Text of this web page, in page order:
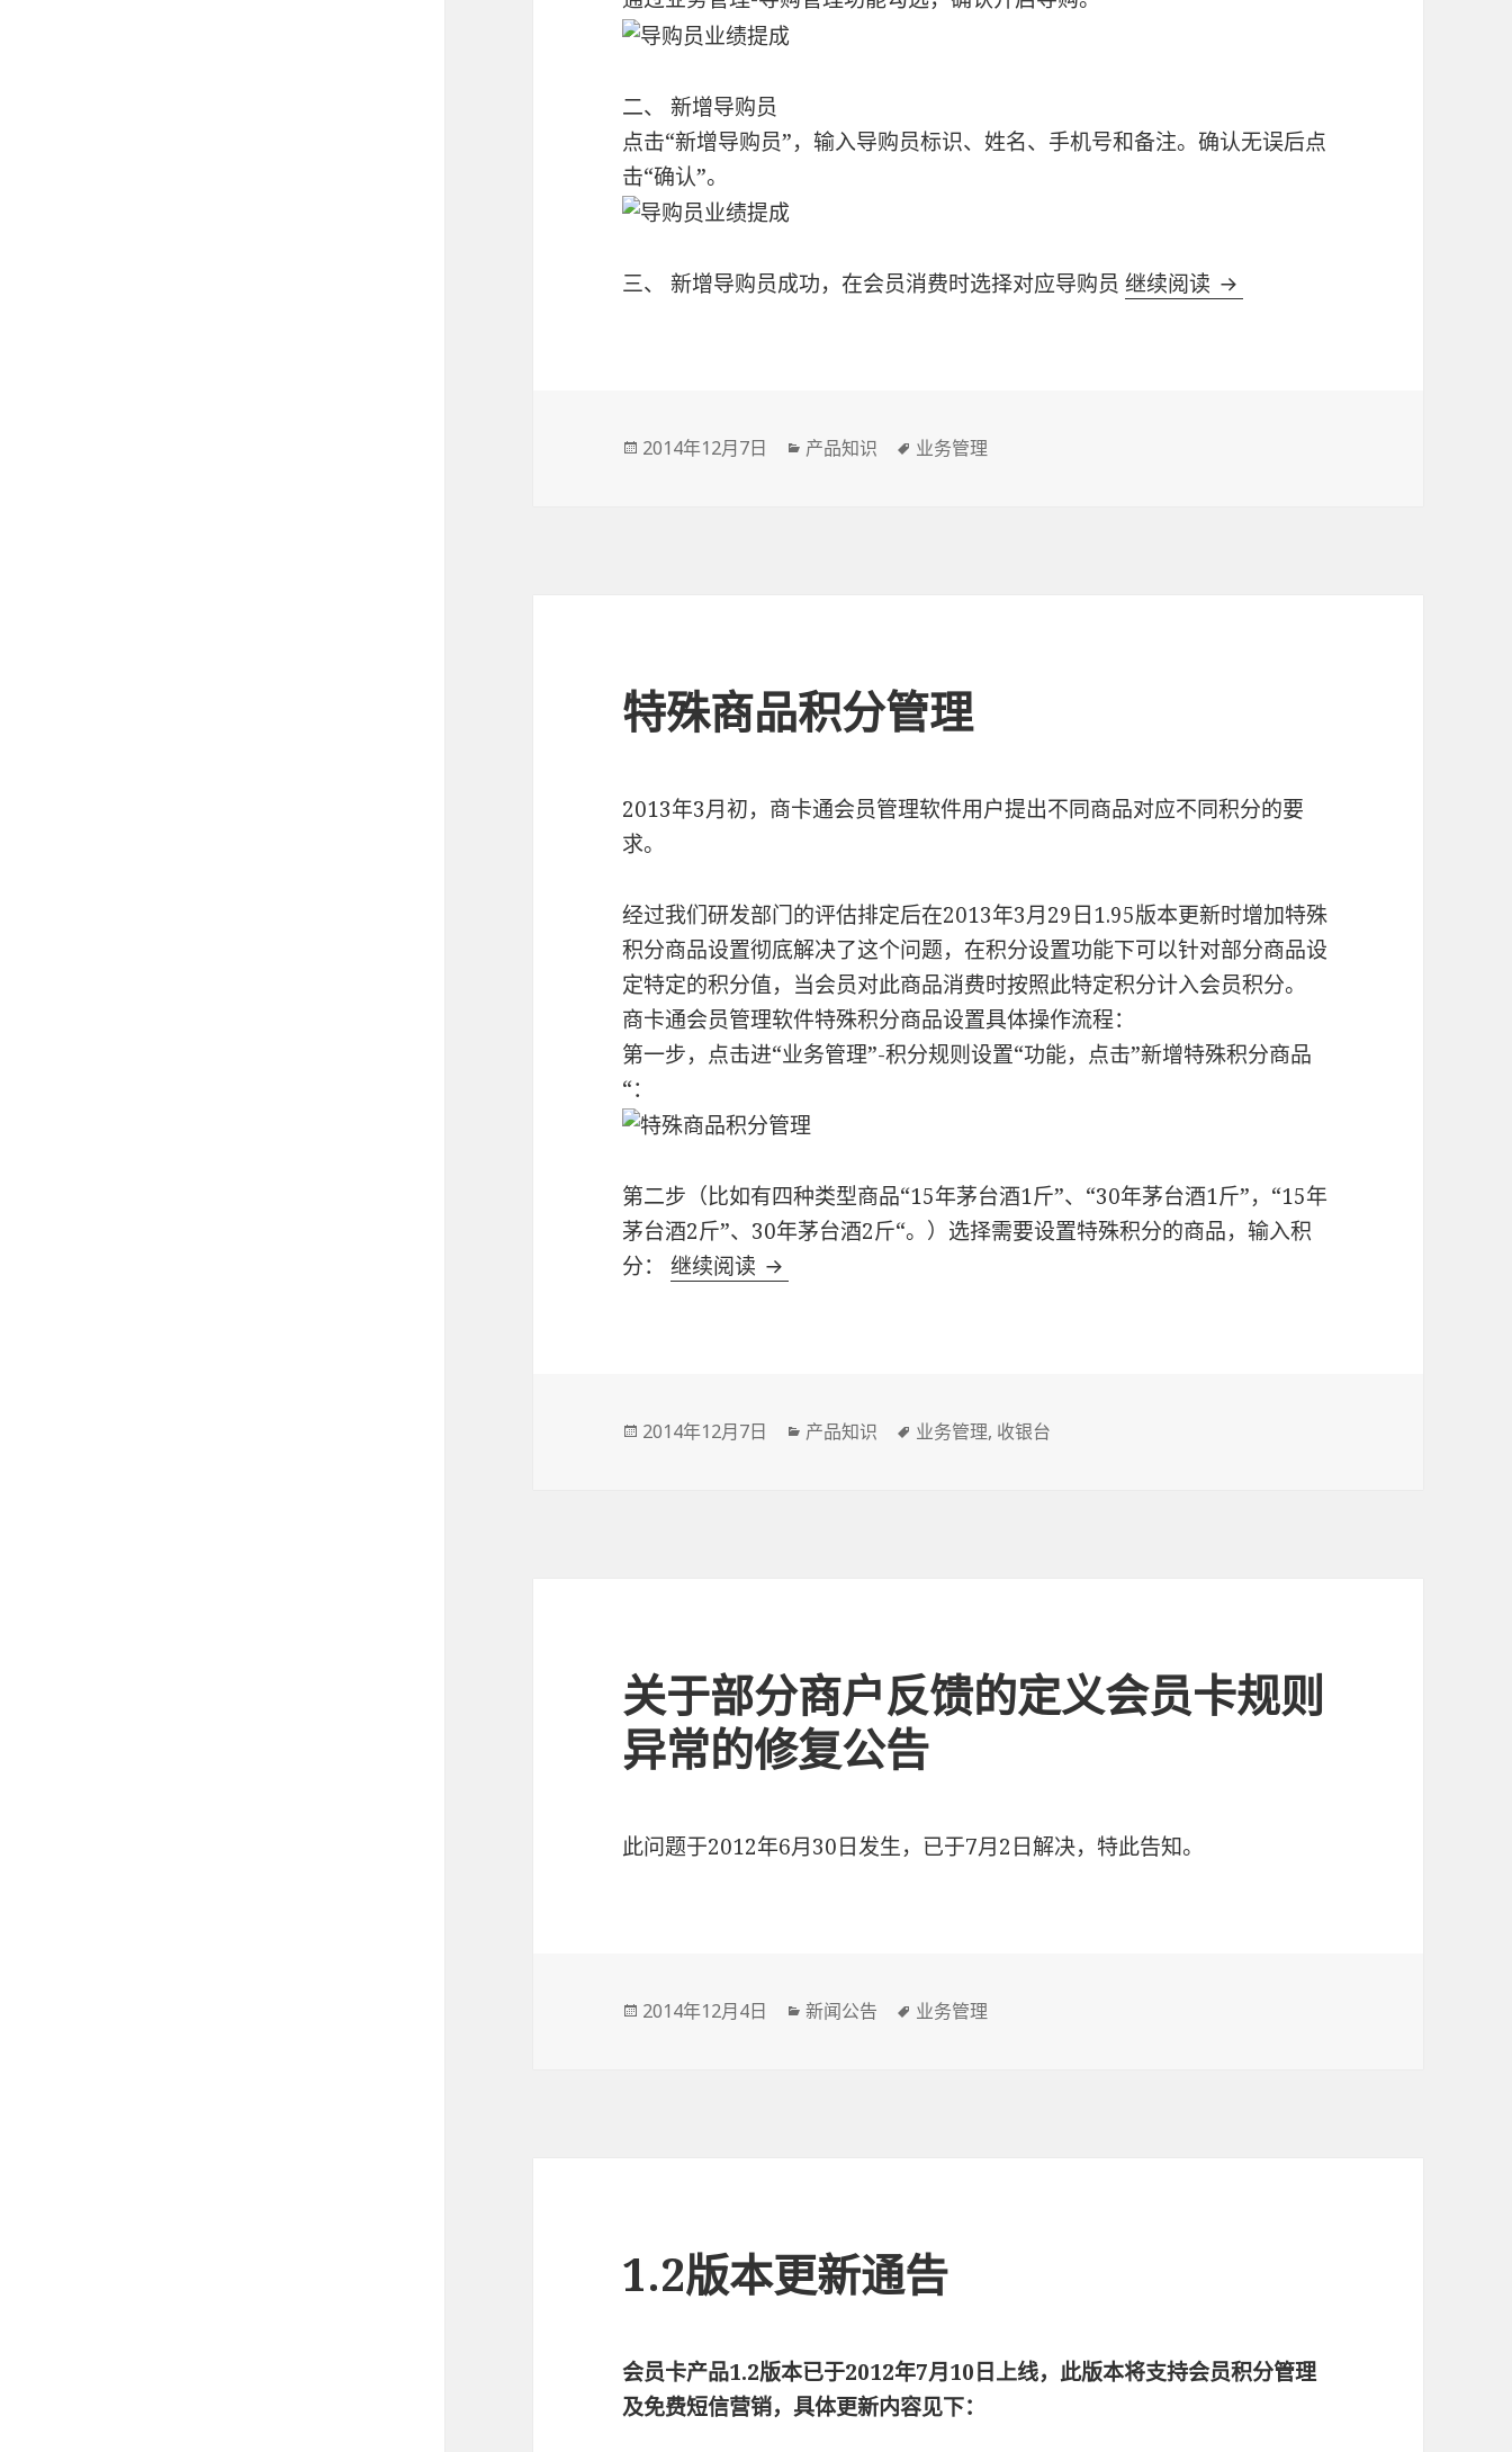
二、 新增导购员
点击“新增导购员”，输入导购员标识、姓名、手机号和备注。确认无误后点
击“确认”。
三、 新增导购员成功，在会员消费时选择对应导购员继续阅读 导购员业绩提成
Posted
2014年12月7日 Categories
产品知识 Tags
业务管理
特殊商品积分管理
2013年3月初，商卡通会员管理软件用户提出不同商品对应不同积分的要
求。
经过我们研发部门的评估排定后在2013年3月29日1.95版本更新时增加特殊
积分商品设置彻底解决了这个问题，在积分设置功能下可以针对部分商品设
定特定的积分值，当会员对此商品消费时按照此特定积分计入会员积分。
商卡通会员管理软件特殊积分商品设置具体操作流程：
第一步，点击进“业务管理”-积分规则设置“功能，点击”新增特殊积分商品
“：
第二步（比如有四种类型商品“15年茅台酒1斤”、“30年茅台酒1斤”，“15年
茅台酒2斤”、30年茅台酒2斤“。）选择需要设置特殊积分的商品，输入积
分：继续阅读 特殊商品积分管理
Posted
2014年12月7日 Categories
产品知识 Tags
业务管理, 收银台
关于部分商户反馈的定义会员卡规则
异常的修复公告
此问题于2012年6月30日发生，已于7月2日解决，特此告知。
Posted
2014年12月4日 Categories
新闻公告 Tags
业务管理
1.2版本更新通告
会员卡产品1.2版本已于2012年7月10日上线，此版本将支持会员积分管理
及免费短信营销，具体更新内容见下：